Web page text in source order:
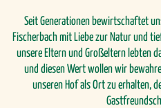
Seit Generationen bewirtschaftet
Fischerbach mit Liebe zur Natur und
unsere Eltern und Großeltern lebten
und diesen Wert wollen wir
unseren Hof als Ort zu erhalten,